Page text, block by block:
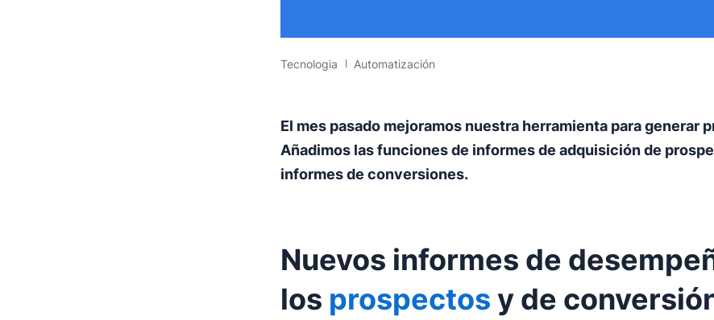
Tecnologia Automatización
El mes pasado mejoramos nuestra herramienta para generar
Añadimos las funciones de informes de adquisición de
informes de conversiones.
Nuevos informes de
los prospectos y de